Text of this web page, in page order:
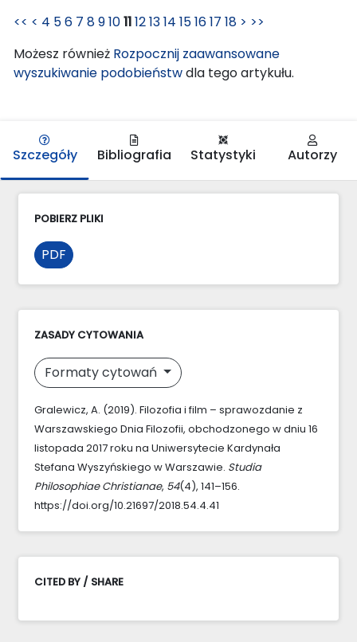
<< < 4 56 7 891011121314 151617 18 > >>
Możesz również Rozpocznij zaawansowane
wyszukiwanie podobieństwdla tego artykułu.
Szczegóły Bibliografia Statystyki Autorzy
POBIERZ PLIKI
PDF
ZASADY CYTOWANIA
Formaty cytowań
Gralewicz, A. (2019). Filozofia i film – sprawozdanie z
Warszawskiego Dnia Filozofii, obchodzonego w dniu 16
listopada 2017 roku na Uniwersytecie Kardynała
Stefana Wyszyńskiego w Warszawie. Studia
Philosophiae Christianae, 54(4), 141–156.
https://doi.org/10.21697/2018.54.4.41
CITED BY / SHARE